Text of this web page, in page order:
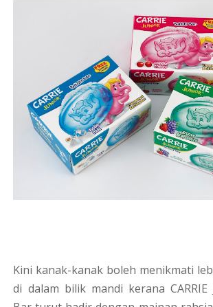
Kini kanak-kanak boleh menikmati
di dalam bilik mandi kerana CARRIE